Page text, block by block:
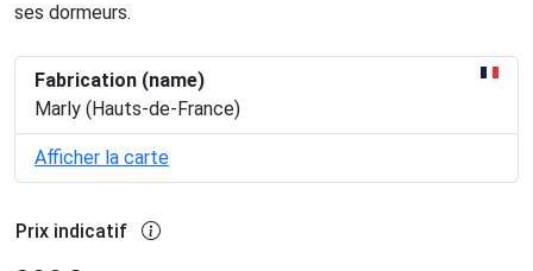
ses dormeurs.
Fabrication (name)
Marly (Hauts-de-France)
Afficher la carte
Prix indicatif